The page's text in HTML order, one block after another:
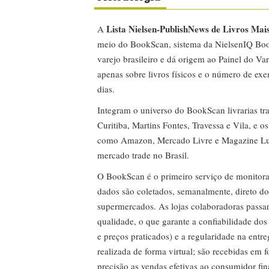
A Lista Nielsen-PublishNews de Livros
meio do BookScan, sistema da NielsenIQ
varejo brasileiro e dá origem ao Painel do
apenas sobre livros físicos e o número de
dias.
Integram o universo do BookScan livrarias
Curitiba, Martins Fontes, Travessa e Vila, e
como Amazon, Mercado Livre e Magazine
mercado trade no Brasil.
O BookScan é o primeiro serviço de
dados são coletados, semanalmente, direto
supermercados. As lojas colaboradoras
qualidade, o que garante a confiabilidade
e preços praticados) e a regularidade na
realizada de forma virtual; são recebidas em
precisão as vendas efetivas ao consumidor